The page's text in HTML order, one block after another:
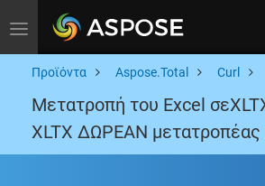
Toggle navigation
Προϊόντα Aspose.Total Curl
Μετατροπή του Excel
XLTX ΔΩΡΕΑΝ μετατροπέας